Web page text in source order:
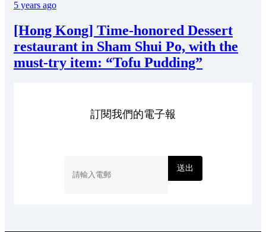
5 years ago
[Hong Kong] Time-honored Dessert
restaurant in Sham Shui Po, with the
must-try item: “Tofu Pudding”
訂閱我們的電子報
送出